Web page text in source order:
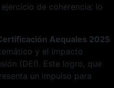
de coherencia: lo
Aequales 2025
y el impacto
(DEI). Este logro, que
un impulso para